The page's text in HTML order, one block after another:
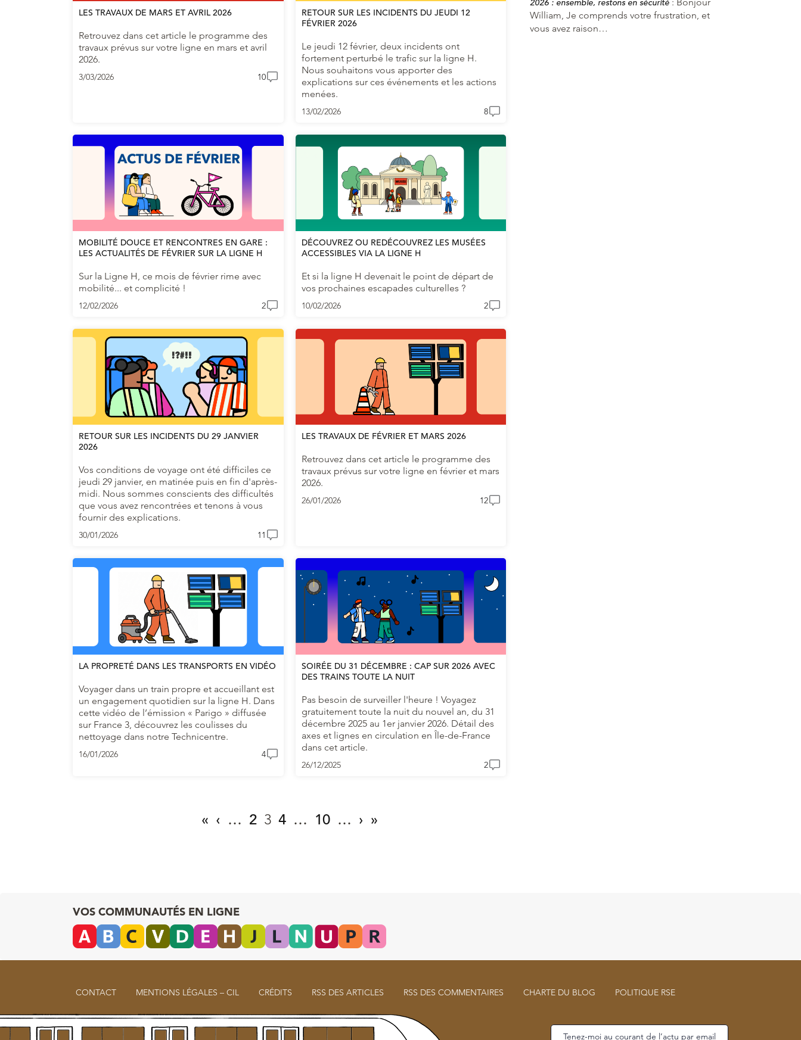
LES TRAVAUX DE MARS ET AVRIL 2026
Retrouvez dans cet article le programme des
travaux prévus sur votre ligne en mars et avril
2026.
3/03/2026 10
RETOUR SUR LES INCIDENTS DU JEUDI 12
FÉVRIER 2026
Le jeudi 12 février, deux incidents ont
fortement perturbé le trafic sur la ligne H.
Nous souhaitons vous apporter des
explications sur ces événements et les actions
menées.
13/02/2026 8
MOBILITÉ DOUCE ET RENCONTRES EN GARE :
LES ACTUALITÉS DE FÉVRIER SUR LA LIGNE H
Sur la Ligne H, ce mois de février rime avec
mobilité... et complicité !
12/02/2026 2
DÉCOUVREZ OU REDÉCOUVREZ LES MUSÉES
ACCESSIBLES VIA LA LIGNE H
Et si la ligne H devenait le point de départ de
vos prochaines escapades culturelles ?
10/02/2026 2
RETOUR SUR LES INCIDENTS DU 29 JANVIER
2026
Vos conditions de voyage ont été difficiles ce
jeudi 29 janvier, en matinée puis en fin d'après-
midi. Nous sommes conscients des difficultés
que vous avez rencontrées et tenons à vous
fournir des explications.
30/01/2026 11
LES TRAVAUX DE FÉVRIER ET MARS 2026
Retrouvez dans cet article le programme des
travaux prévus sur votre ligne en février et mars
2026.
26/01/2026 12
LA PROPRETÉ DANS LES TRANSPORTS EN VIDÉO
Voyager dans un train propre et accueillant est
un engagement quotidien sur la ligne H. Dans
cette vidéo de l’émission « Parigo » diffusée
sur France 3, découvrez les coulisses du
nettoyage dans notre Technicentre.
16/01/2026 4
SOIRÉE DU 31 DÉCEMBRE : CAP SUR 2026 AVEC
DES TRAINS TOUTE LA NUIT
Pas besoin de surveiller l'heure ! Voyagez
gratuitement toute la nuit du nouvel an, du 31
décembre 2025 au 1er janvier 2026. Détail des
axes et lignes en circulation en Île-de-France
dans cet article.
26/12/2025 2
« ‹ … 2 3 4 … 10 … › »
2026 : ensemble, restons en sécurité
William, Je comprends votre frustration, et
vous avez raison…
VOS COMMUNAUTÉS EN LIGNE
CONTACT MENTIONS LÉGALES – CIL CRÉDITS RSS DES ARTICLES RSS DES COMMENTAIRES CHARTE DU BLOG POLITIQUE RSE
Tenez-moi au courant de l’actu par email